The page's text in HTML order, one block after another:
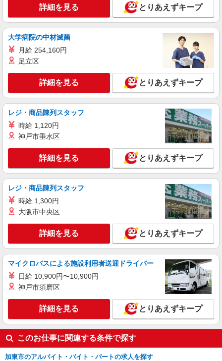
【月収例】19.2万円（20日勤務 ※残業なしの場
合）
キープ 詳細を見る
派遣社員
食品メーカーでの在庫管理業務／駅チカ／日勤
時給1,400円〜1,750円＋交通費全額支給 ※残
業代は別途全額支給（法定基準通り） ※交通費支
給規定あり ◎昇給の可能性あり ◎給与の希望日払
い（週払い）制度あり ◎退職金制度あり（規定
時間×22日＝246,400円＋残業代＋交通費 ※勤務日
雇入れ直後：兵庫県加東市河高 変更の範囲：
詳細を見る
派遣社員
パーソルファクトリーパートナーズ株式会社
設備保全（日勤）
時給1700円 ※交通費全額支給（規定あり）
【月収例】29.3万円（20日勤務＋残業10h）
兵庫県加東市佐保50番地
キープ 詳細を見る
詳細を見る とりあえずキープ
大学病院の中材滅菌
月給 254,160円
足立区
詳細を見る とりあえずキープ
レジ・商品陳列スタッフ
時給 1,120円
神戸市垂水区
詳細を見る とりあえずキープ
レジ・商品陳列スタッフ
時給 1,300円
大阪市中央区
詳細を見る とりあえずキープ
マイクロバスによる施設利用者送迎ドライバー
日給 10,900円〜10,900円
神戸市須磨区
詳細を見る とりあえずキープ
このお仕事に関連する条件で探す
加東市のアルバイト・バイト・パートの求人を探す